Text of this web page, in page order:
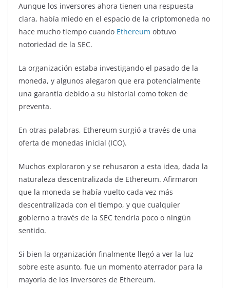
Aunque los inversores ahora tienen una respuesta
clara, había miedo en el espacio de la criptomoneda no
hace mucho tiempo cuando Ethereum obtuvo
notoriedad de la SEC.
La organización estaba investigando el pasado de la
moneda, y algunos alegaron que era potencialmente
una garantía debido a su historial como token de
preventa.
En otras palabras, Ethereum surgió a través de una
oferta de monedas inicial (ICO).
Muchos exploraron y se rehusaron a esta idea, dada la
naturaleza descentralizada de Ethereum. Afirmaron
que la moneda se había vuelto cada vez más
descentralizada con el tiempo, y que cualquier
gobierno a través de la SEC tendría poco o ningún
sentido.
Si bien la organización finalmente llegó a ver la luz
sobre este asunto, fue un momento aterrador para la
mayoría de los inversores de Ethereum.